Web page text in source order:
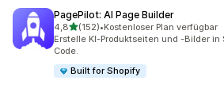
PagePilot: AI Page Builder
4,8von 5 Sternen
(152)
152 Rezensionen insgesamt
•Kostenloser Plan verfügbar
Erstelle KI-Produktseiten und -Bilder in
Code.
Built for Shopify